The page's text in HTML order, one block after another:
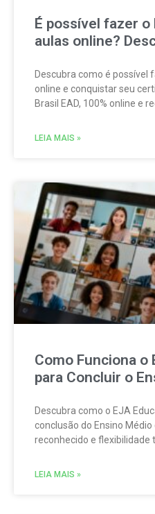
É possível fazer o
aulas online?
Descubra como é possível
online e conquistar seu
Brasil EAD, 100% online e
LEIA MAIS »
Como Funciona o
para Concluir o
Descubra como o EJA
conclusão do Ensino
reconhecido e flexibilidade
LEIA MAIS »